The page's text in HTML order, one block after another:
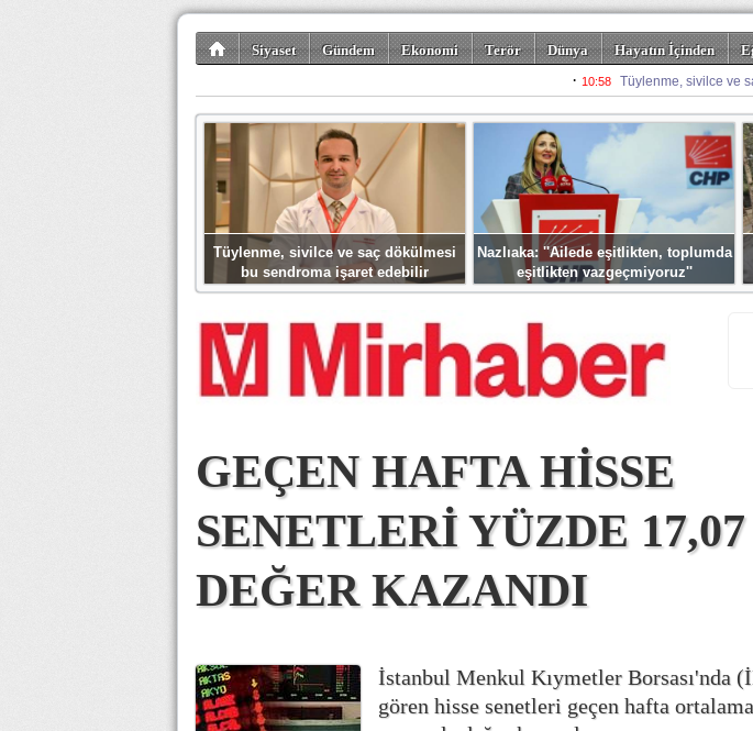
Siyaset Gündem Ekonomi Terör Dünya Hayatın İçinden
Spor Misafir Kalem
Tüylenme, sivilce ve saç dökülmesi
bu sendroma işaret edebilir
Nazlıaka: ''Ailede eşitlikten, toplumda
eşitlikten vazgeçmiyoruz''
GEÇEN HAFTA HİSSE
SENETLERİ YÜZDE 17,07
DEĞER KAZANDI
İstanbul Menkul Kıymetler Borsası'nda
gören hisse senetleri geçen hafta